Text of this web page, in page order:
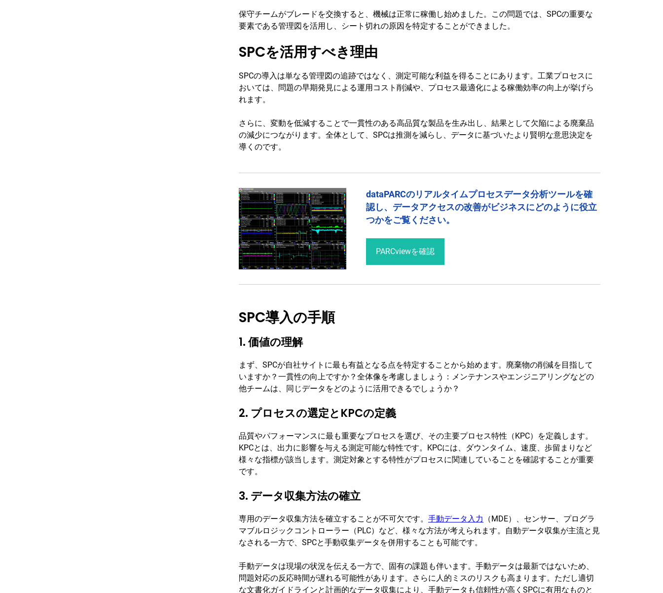
保守チームがブレードを交換すると、機械は正常に稼働し始めました。この問題では、SPCの重要な
要素である管理図を活用し、シート切れの原因を特定することができました。
SPCを活用すべき理由
SPCの導入は単なる管理図の追跡ではなく、測定可能な利益を得ることにあります。工業プロセスに
おいては、問題の早期発見による運用コスト削減や、プロセス最適化による稼働効率の向上が挙げら
れます。
さらに、変動を低減することで一貫性のある高品質な製品を生み出し、結果として欠陥による廃棄品
の減少につながります。全体として、SPCは推測を減らし、データに基づいたより賢明な意思決定を
導くのです。
dataPARCのリアルタイムプロセスデータ分析ツールを確
認し、データアクセスの改善がビジネスにどのように役立
つかをご覧ください。
PARCviewを確認
SPC導入の手順
1. 価値の理解
まず、SPCが自社サイトに最も有益となる点を特定することから始めます。廃棄物の削減を目指して
いますか？一貫性の向上ですか？全体像を考慮しましょう：メンテナンスやエンジニアリングなどの
他チームは、同じデータをどのように活用できるでしょうか？
2. プロセスの選定とKPCの定義
品質やパフォーマンスに最も重要なプロセスを選び、その主要プロセス特性（KPC）を定義します。
KPCとは、出力に影響を与える測定可能な特性です。KPCには、ダウンタイム、速度、歩留まりなど
様々な指標が該当します。測定対象とする特性がプロセスに関連していることを確認することが重要
です。
3. データ収集方法の確立
専用のデータ収集方法を確立することが不可欠です。 手動データ入力
（MDE）、センサー、プログラ
マブルロジックコントローラー（PLC）など、様々な方法が考えられます。自動データ収集が主流と見
なされる一方で、SPCと手動収集データを併用することも可能です。
手動データは現場の状況を伝える一方で、固有の課題も伴います。手動データは最新ではないため、
問題対応の反応時間が遅れる可能性があります。さらに人的ミスのリスクも高まります。ただし適切
な文書化ガイドラインと計画的なデータ収集により、手動データも信頼性が高くSPCに有用なものと